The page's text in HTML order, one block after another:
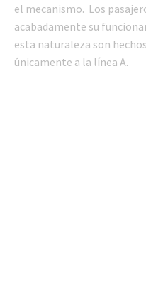
el mecanismo. Los
acabadamente su
esta naturaleza son
únicamente a la línea A.